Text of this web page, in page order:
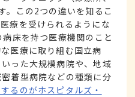
。この2つの違いを知るこ
療を受けられるようにな
床を持つ医療機関のこと
医療に取り組む国立病
った大規模病院や、地域
着型病院などの種類に分
るのがホスピタルズ・